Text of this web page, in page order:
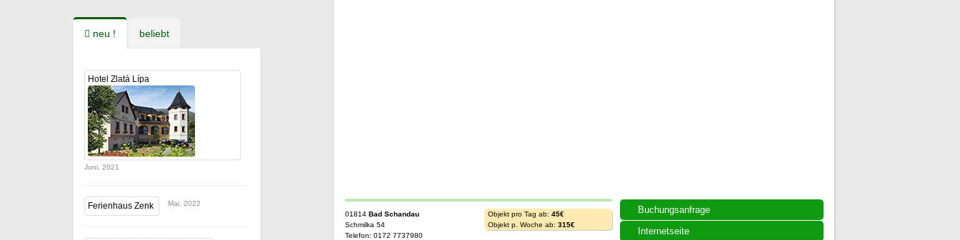
neu ! beliebt
Hotel Zlatá Lípa
Juni, 2021
Ferienhaus Zenk Mai, 2022
Buchungsanfrage
Internetseite
01814Bad Schandau
Schmilka 54
Telefon: 0172 7737980
Objekt pro Tag ab:45€
Objekt p. Woche ab:315€